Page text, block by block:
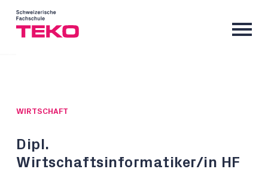
WIRTSCHAFT
Dipl.
Wirtschaftsinformatiker/in HF